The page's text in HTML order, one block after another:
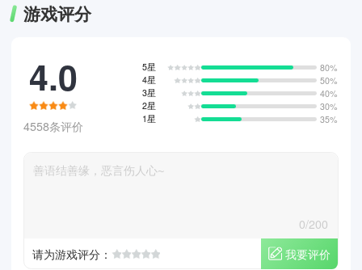
游戏评分
4.0
4558条评价
5星
80%
4星
50%
3星
40%
2星
30%
1星
35%
0/200
请为游戏评分：
我要评价